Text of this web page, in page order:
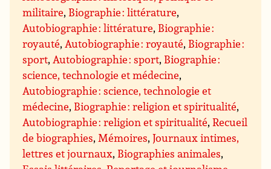
militaire, Biographie : littérature,
Autobiographie : littérature, Biographie :
royauté,Autobiographie : royauté, Biographie :
sport,Autobiographie : sport, Biographie :
science, technologie et médecine,
Autobiographie : science, technologie et
médecine, Biographie : religion et spiritualité,
Autobiographie : religion et spiritualité,Recueil
de biographies,Mémoires,Journaux intimes,
lettres et journaux, Biographies animales,